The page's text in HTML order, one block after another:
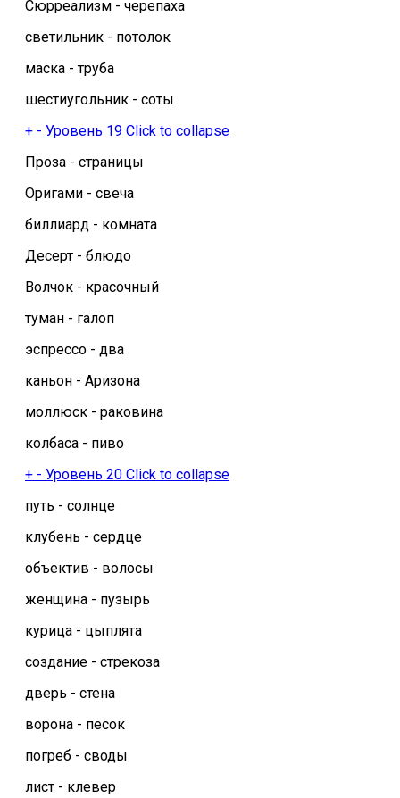
Сюрреализм - черепаха
светильник - потолок
маска - труба
шестиугольник - соты
+ - Уровень 19 Click to collapse
Проза - страницы
Оригами - свеча
биллиард - комната
Десерт - блюдо
Волчок - красочный
туман - галоп
эспрессо - два
каньон - Аризона
моллюск - раковина
колбаса - пиво
+ - Уровень 20 Click to collapse
путь - солнце
клубень - сердце
объектив - волосы
женщина - пузырь
курица - цыплята
создание - стрекоза
дверь - стена
ворона - песок
погреб - своды
лист - клевер